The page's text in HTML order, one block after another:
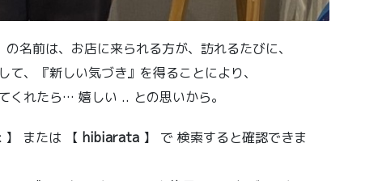
の名前は、お店に来られる方が、訪れるたびに、
て、『新しい気づき』を得ることにより、
くれたら… 嬉しい .. との思いから。
】 または 【 hibiarata 】 で 検索すると確認できま